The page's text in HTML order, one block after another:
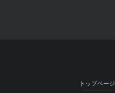
トップページ